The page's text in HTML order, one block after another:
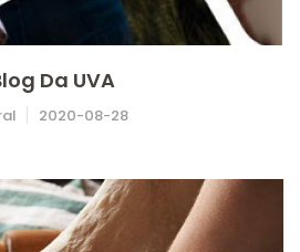
Da UVA
2020-08-28